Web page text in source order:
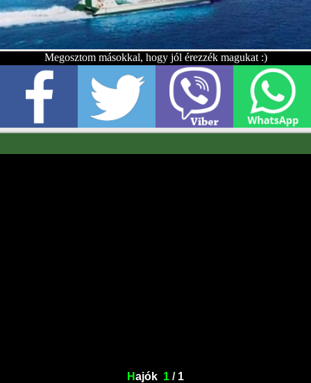
Hajók 1 / 1
Megosztom másokkal, hogy jól érezzék magukat :)